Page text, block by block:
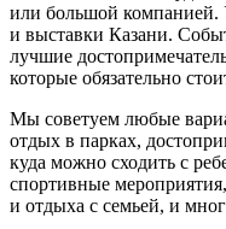
или большой компанией.
и выставки Казани.
лучшие
которые обязательно
Мы советуем любые
отдых в парках,
куда можно сходить с
спортивные
и отдыха с семьей, и